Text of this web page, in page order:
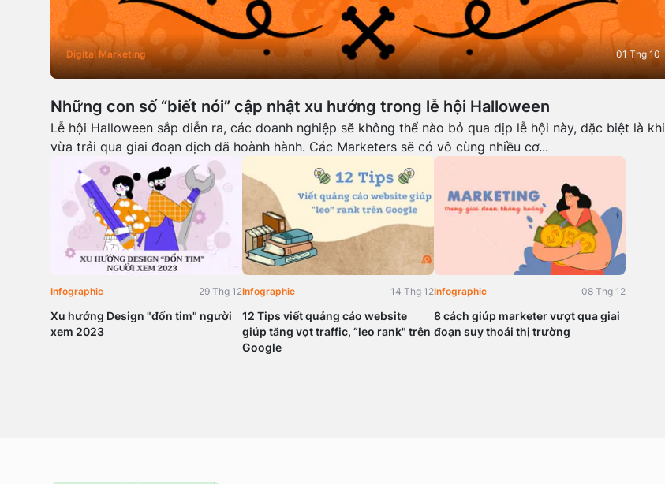
Những con số “biết nói” cập nhật xu hướng trong lễ hội Halloween
Digital Marketing 01 Thg 10
Lễ hội Halloween sắp diễn ra, các doanh nghiệp sẽ không thể nào bỏ qua dịp lễ hội này, đặc biệt là khi
vừa trải qua giai đoạn dịch dã hoành hành. Các Marketers sẽ có vô cùng nhiều cơ...
Xu hướng Design "đốn tim" người
xem 2023
Infographic 29 Thg 12
12 Tips viết quảng cáo website
giúp tăng vọt traffic, “leo rank" trên
Google
Infographic 14 Thg 12
8 cách giúp marketer vượt qua giai
đoạn suy thoái thị trường
Infographic 08 Thg 12